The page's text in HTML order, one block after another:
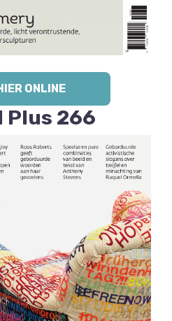
ONLINE
Plus 266